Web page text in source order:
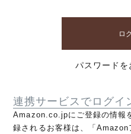
ロ
パスワードを
連携サービスでログイ
Amazon.co.jpにご登録の情報
録されるお客様は、「